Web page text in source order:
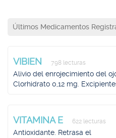
Últimos Medicamentos
VIBIEN 798 lecturas
Alivio del enrojecimiento del
Clorhidrato 0,12 mg.
VITAMINA E 622 lecturas
Antioxidante. Retrasa el